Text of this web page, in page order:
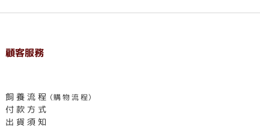
顧客服務
飼 養 流 程 （購 物 流 程）
付 款 方 式
出 貨 須 知